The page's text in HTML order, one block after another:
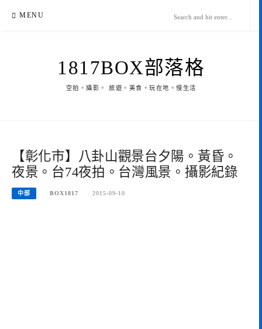
MENU
1817BOX部落格
空拍。攝影。 旅遊。美食。玩在地。慢生活
【彰化市】八卦山觀景台夕陽。黃昏。
夜景。台74夜拍。台灣風景。攝影紀錄
中部 BOX1817 2015-09-10